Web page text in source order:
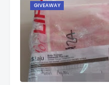
GIVEAWAY